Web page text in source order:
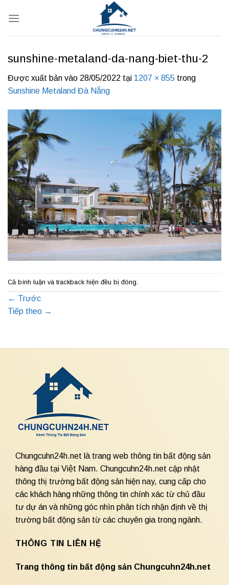
qua
sunshine-metaland-da-nang-biet-thu-2
Được xuất bản vào 28/05/2022 tại 1207 × 855 trong
Sunshine Metaland Đà Nẵng
Cả bình luận và trackback hiện đều bị đóng.
← Trước
Tiếp theo →
Chungcuhn24h.net là trang web thông tin bất động sản
hàng đầu tại Việt Nam. Chungcuhn24h.net cập nhật
thông thị trường bất động sản hiện nay, cung cấp cho
các khách hàng những thông tin chính xác từ chủ đầu
tư dự án và những góc nhìn phân tích nhận định về thị
trường bất động sản từ các chuyên gia trong ngành.
THÔNG TIN LIÊN HỆ
Trang thông tin bất động sản Chungcuhn24h.net